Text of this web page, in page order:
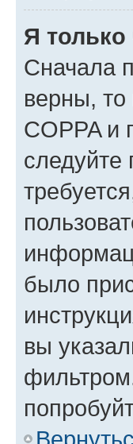
Я только
Сначала
верны,
COPPA и
было
вы